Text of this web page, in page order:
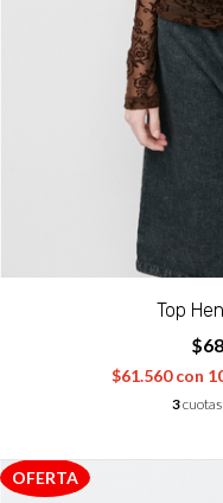
Top
$61.560con
3